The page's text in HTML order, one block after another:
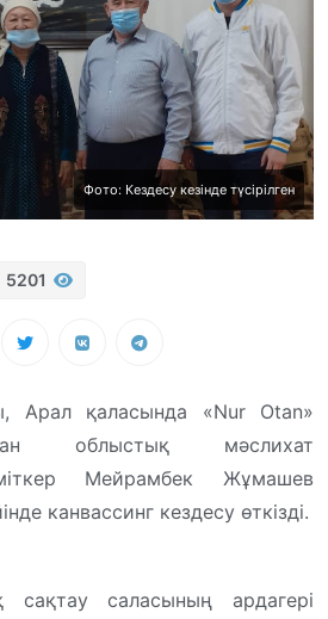
Фото: Кездесу кезінде түсірілген
5201
Арал қаласында «Nur Otan»
облыстық мәслихат
Мейрамбек Жұмашев
канвассинг кездесу өткізді.
сақтау саласының ардагері